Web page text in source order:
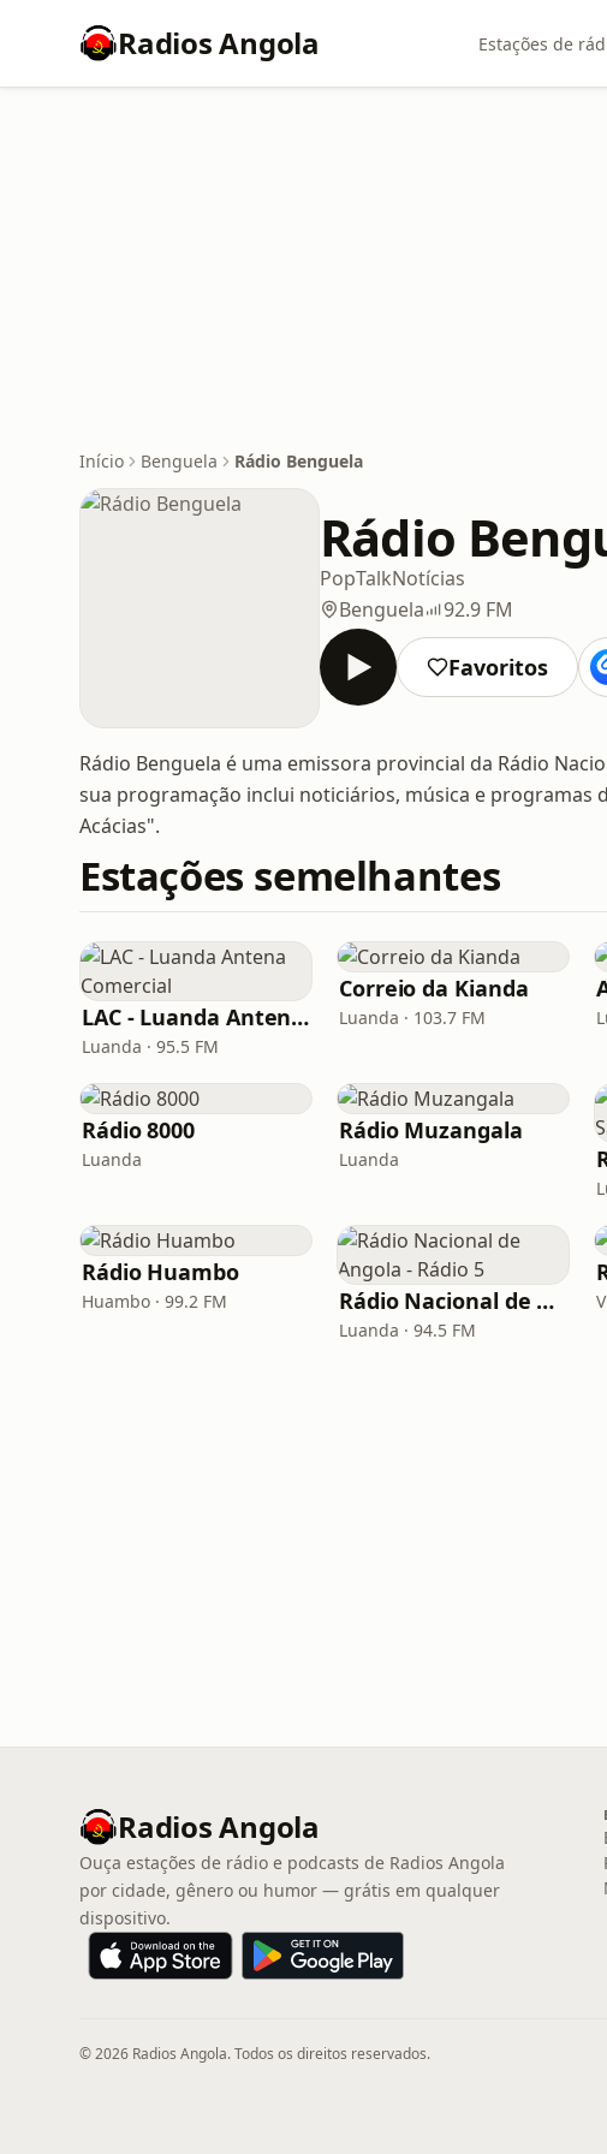
Radios Angola Estações de
Início Benguela Rádio Benguela
Rádio
PopTalkNotícias
Benguela
92.9 FM
Favoritos
Rádio Benguela é uma emissora provincial da Rádio
sua programação inclui noticiários, música e programas
Acácias".
Estações semelhantes
LAC - Luanda Antena Comercial
Luanda · 95.5 FM
Correio da Kianda
Luanda · 103.7 FM
Rádio 8000
Luanda
Rádio Muzangala
Luanda
Rádio Huambo
Huambo · 99.2 FM Rádio Nacional de Angola - Rádio 5
Luanda · 94.5 FM
Radios Angola
Ouça estações de rádio e podcasts de Radios Angola
por cidade, gênero ou humor — grátis em qualquer
dispositivo.
© 2026 Radios Angola. Todos os direitos reservados.